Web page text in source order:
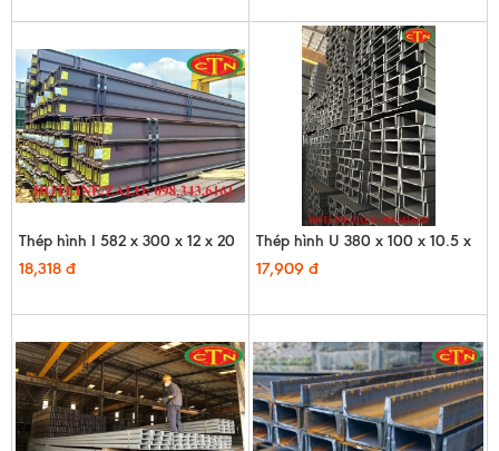
Thép hình I 582 x 300 x 12 x 20
x 12m
18,318 đ
Thép hình U 380 x 100 x 10.5 x
16 x 12m - HQ
17,909 đ